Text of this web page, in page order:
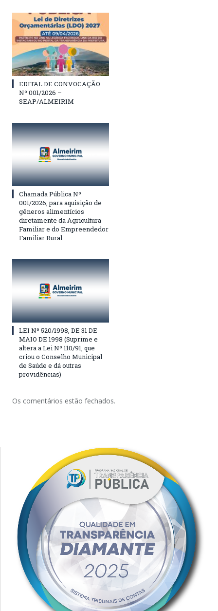
EDITAL DE CONVOCAÇÃO
Nº 001/2026 –
SEAP/ALMEIRIM
Chamada Pública Nº
001/2026, para aquisição de
gêneros alimentícios
diretamente da Agricultura
Familiar e do Empreendedor
Familiar Rural
LEI Nº 520/1998, DE 31 DE
MAIO DE 1998 (Suprime e
altera a Lei Nº 110/91, que
criou o Conselho Municipal
de Saúde e dá outras
providências)
Os comentários estão fechados.